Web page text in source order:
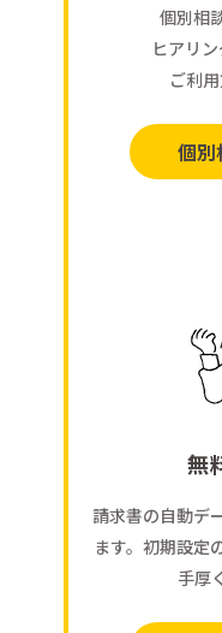
個別相
ヒアリ
ご利
個別
無
請求書の自動デ
ます。初期設定
手厚